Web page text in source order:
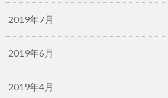
2019年7月
2019年6月
2019年4月